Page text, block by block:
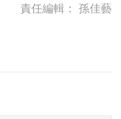
責任編輯： 孫佳藝